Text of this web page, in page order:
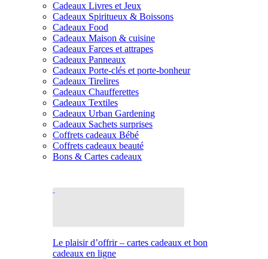
Cadeaux Livres et Jeux
Cadeaux Spiritueux & Boissons
Cadeaux Food
Cadeaux Maison & cuisine
Cadeaux Farces et attrapes
Cadeaux Panneaux
Cadeaux Porte-clés et porte-bonheur
Cadeaux Tirelires
Cadeaux Chaufferettes
Cadeaux Textiles
Cadeaux Urban Gardening
Cadeaux Sachets surprises
Coffrets cadeaux Bébé
Coffrets cadeaux beauté
Bons & Cartes cadeaux
Le plaisir d’offrir – cartes cadeaux et bon
cadeaux en ligne